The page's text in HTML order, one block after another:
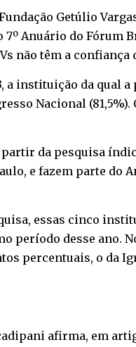
Getúlio
Anuário do Fórum
não têm a
a instituição da qual
Nacional
da pesquisa
e fazem parte
essas cinco
período desse
percentuais, o da
afirma, em